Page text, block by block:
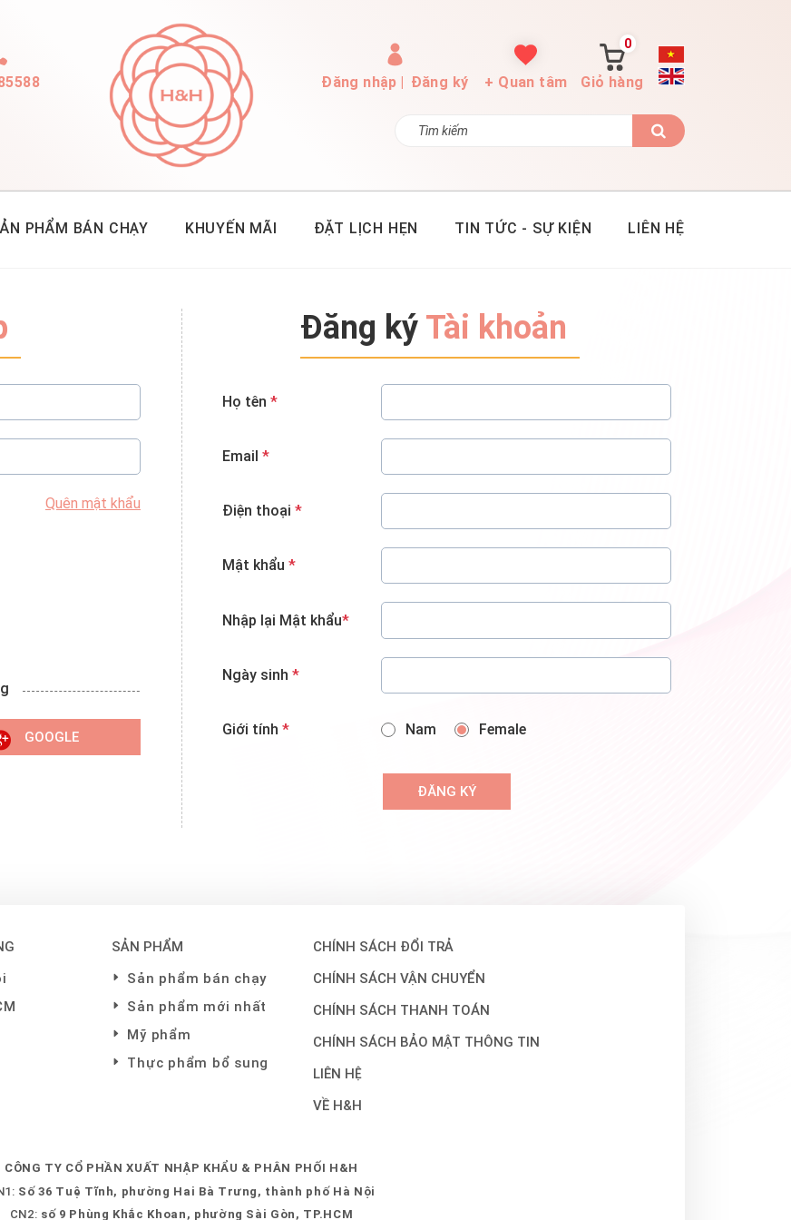
Đăng nhập Đăng ký + Quan tâm
0
Giỏ hàng
PHẨM BÁN CHẠY KHUYẾN MÃI ĐẶT LỊCH HẸN TIN TỨC - SỰ KIỆN LIÊN HỆ
Quên mật khẩu
GOOGLE
Đăng ký Tài khoản
Họ tên *
Email *
Điện thoại *
Mật khẩu *
Nhập lại Mật khẩu*
Ngày sinh *
Giới tính * Nam Female
ĐĂNG KÝ
SẢN PHẨM
Sản phẩm bán chạy
Sản phẩm mới nhất
Mỹ phẩm
Thực phẩm bổ sung
CHÍNH SÁCH ĐỔI TRẢ
CHÍNH SÁCH VẬN CHUYỂN
CHÍNH SÁCH THANH TOÁN
CHÍNH SÁCH BẢO MẬT THÔNG TIN
LIÊN HỆ
VỀ H&H
CÔNG TY CỔ PHẦN XUẤT NHẬP KHẨU & PHÂN PHỐI H&H
Số 36 Tuệ Tĩnh, phường Hai Bà Trưng, thành phố Hà Nội
CN2: số 9 Phùng Khắc Khoan, phường Sài Gòn, TP.HCM